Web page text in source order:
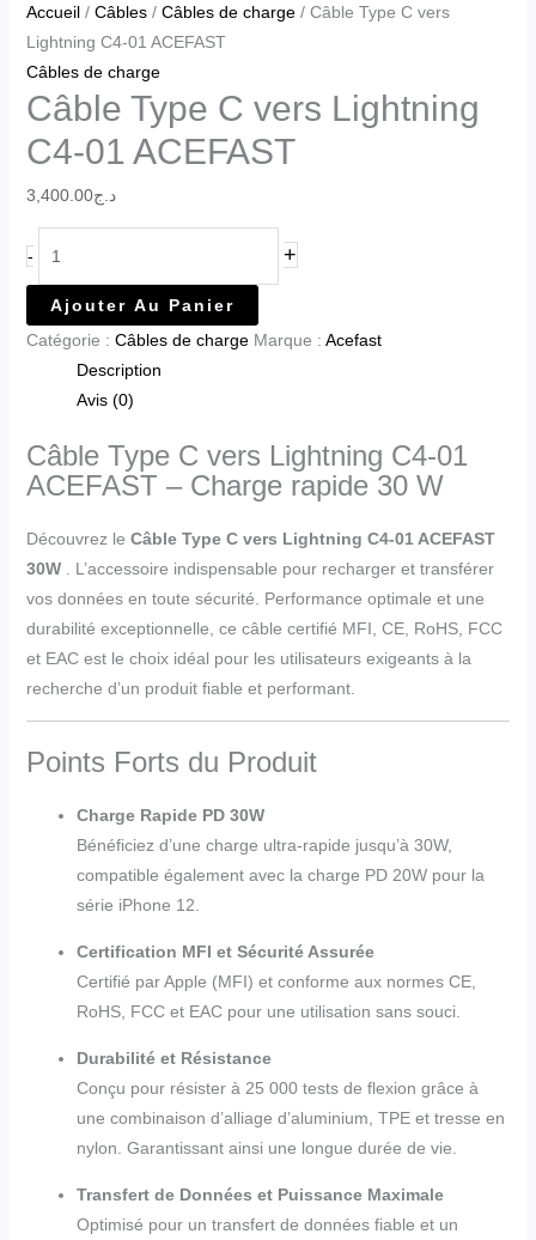
Accueil/ Câbles/ Câbles de charge/ Câble Type C vers
Lightning C4-01 ACEFAST
Câbles de charge
Câble Type C vers Lightning
C4-01 ACEFAST
د.ج3,400.00
- +
Ajouter Au Panier
Catégorie : Câbles de charge Marque : Acefast
Description
Avis (0)
Câble Type C vers Lightning C4-01
ACEFAST – Charge rapide 30 W
Découvrez le Câble Type C vers Lightning C4-01 ACEFAST
30W. L’accessoire indispensable pour recharger et transférer
vos données en toute sécurité. Performance optimale et une
durabilité exceptionnelle, ce câble certifié MFI, CE, RoHS, FCC
et EAC est le choix idéal pour les utilisateurs exigeants à la
recherche d’un produit fiable et performant.
Points Forts du Produit
Charge Rapide PD 30W
Bénéficiez d’une charge ultra-rapide jusqu’à 30W,
compatible également avec la charge PD 20W pour la
série iPhone 12.
Certification MFI et Sécurité Assurée
Certifié par Apple (MFI) et conforme aux normes CE,
RoHS, FCC et EAC pour une utilisation sans souci.
Durabilité et Résistance
Conçu pour résister à 25 000 tests de flexion grâce à
une combinaison d’alliage d’aluminium, TPE et tresse en
nylon. Garantissant ainsi une longue durée de vie.
Transfert de Données et Puissance Maximale
Optimisé pour un transfert de données fiable et un